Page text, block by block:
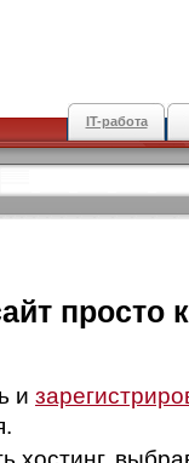
IT-работа
просто
и